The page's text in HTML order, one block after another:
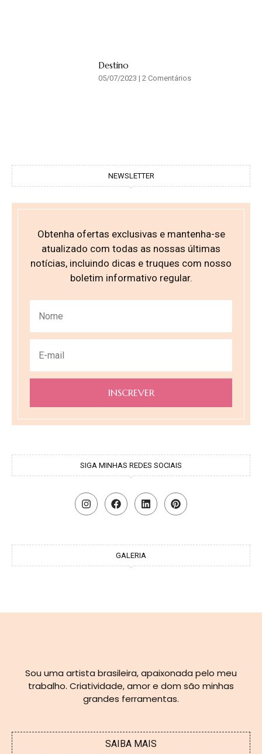
Destino
05/07/2023 2 Comentários
NEWSLETTER
Obtenha ofertas exclusivas e mantenha-se
atualizado com todas as nossas últimas
notícias, incluindo dicas e truques com nosso
boletim informativo regular.
SIGA MINHAS REDES SOCIAIS
GALERIA
Sou uma artista brasileira, apaixonada pelo meu
trabalho. Criatividade, amor e dom são minhas
grandes ferramentas.
SAIBA MAIS